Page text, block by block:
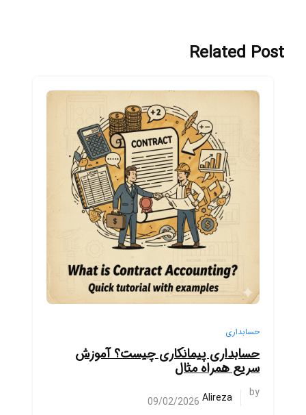
Related Post
حسابداری
حسابداری پیمانکاری چیست؟ آموزش
سریع همراه مثال
by
Alireza
09/02/2026